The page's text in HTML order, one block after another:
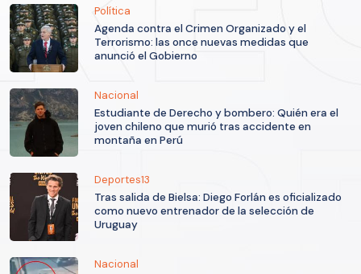
Política
Agenda contra el Crimen Organizado y el
Terrorismo: las once nuevas medidas que
anunció el Gobierno
Nacional
Estudiante de Derecho y bombero: Quién era el
joven chileno que murió tras accidente en
montaña en Perú
Deportes13
Tras salida de Bielsa: Diego Forlán es oficializado
como nuevo entrenador de la selección de
Uruguay
Nacional